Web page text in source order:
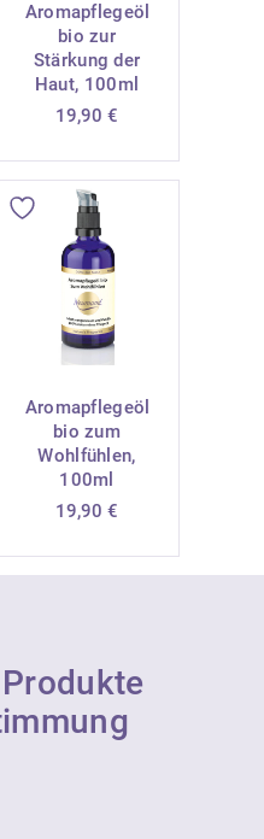
Aromapflegeöl
bio zur
Stärkung der
Haut, 100ml
19,90€
Aromapflegeöl
bio zum
Wohlfühlen,
100ml
19,90€